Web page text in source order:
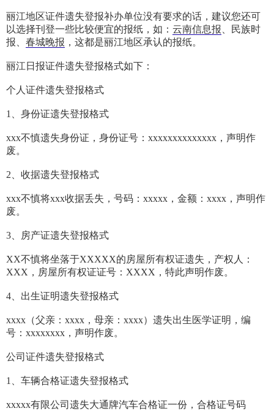
丽江地区证件遗失登报补办单位没有要求的话，建议您还可
以选择刊登一些比较便宜的报纸，如： 云南信息报 、民族时
报、 春城晚报 ，这都是丽江地区承认的报纸。
丽江日报证件遗失登报格式如下：
个人证件遗失登报格式
1、身份证遗失登报格式
xxx不慎遗失身份证，身份证号：xxxxxxxxxxxxxx，声明作
废。
2、收据遗失登报格式
xxx不慎将xxx收据丢失，号码：xxxxx，金额：xxxx，声明作
废。
3、房产证遗失登报格式
XX不慎将坐落于XXXXX的房屋所有权证遗失，产权人：
XXX，房屋所有权证证号：XXXX，特此声明作废。
4、出生证明遗失登报格式
xxxx（父亲：xxxx，母亲：xxxx）遗失出生医学证明，编
号：xxxxxxxx，声明作废。
公司证件遗失登报格式
1、车辆合格证遗失登报格式
xxxxx有限公司遗失大通牌汽车合格证一份，合格证号码